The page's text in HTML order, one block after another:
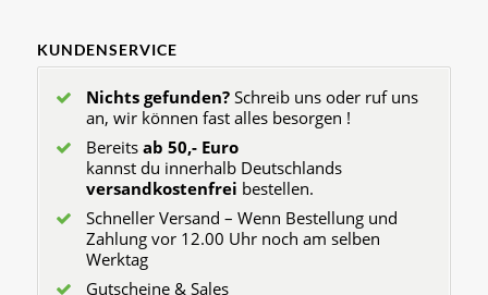
KUNDENSERVICE
Nichts gefunden?Schreib uns oder ruf uns
an, wir können fast alles besorgen !
Bereits ab 50,- Euro
kannst du innerhalb Deutschlands
versandkostenfrei bestellen.
Schneller Versand – Wenn Bestellung und
Zahlung vor 12.00 Uhr noch am selben
Werktag
Gutscheine & Sales